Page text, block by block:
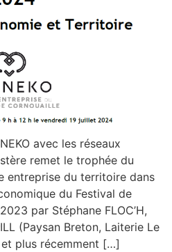
avec les réseaux
remet le trophée du
entreprise du territoire dans
du Festival de
par Stéphane FLOC’H,
(Paysan Breton, Laiterie Le
plus récemment […]